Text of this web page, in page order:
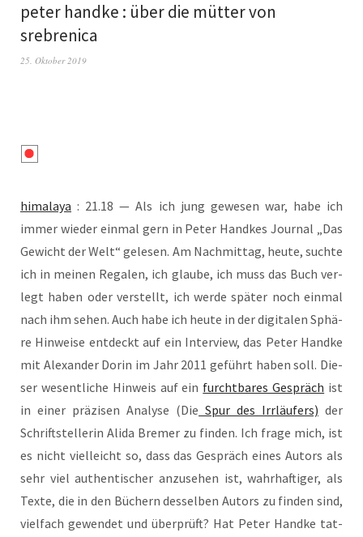
peter handke : über die mütter von
srebrenica
25. Oktober 2019
hima­la­ya : 21.18 — Als ich jung gewe­sen war, habe ich
immer wie­der ein­mal gern in Peter Hand­kes Jour­nal „Das
Gewicht der Welt“ gele­sen. Am Nach­mit­tag, heu­te, such­te
ich in mei­nen Rega­len, ich glau­be, ich muss das Buch ver­
legt haben oder ver­stellt, ich wer­de spä­ter noch ein­mal
nach ihm sehen. Auch habe ich heu­te in der digi­ta­len Sphä­
re Hin­wei­se ent­deckt auf ein Inter­view, das Peter Hand­ke
mit Alex­an­der Dorin im Jahr 2011 geführt haben soll. Die­
ser wesent­li­che Hin­weis auf ein furcht­ba­res Gespräch ist
in einer prä­zi­sen Ana­ly­se (Die Spur des Irr­läu­fers) der
Schrift­stel­le­rin Ali­da Bre­mer zu fin­den. Ich fra­ge mich, ist
es nicht viel­leicht so, dass das Gespräch eines Autors als
sehr viel authen­ti­scher anzu­se­hen ist, wahr­haf­ti­ger, als
Tex­te, die in den Büchern des­sel­ben Autors zu fin­den sind,
viel­fach gewen­det und über­prüft? Hat Peter Hand­ke tat­